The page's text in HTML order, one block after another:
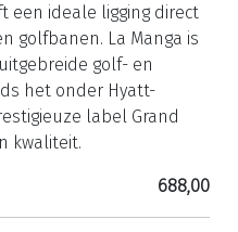
een ideale ligging direct
golfbanen. La Manga is
golf- en
het onder Hyatt-
label Grand
kwaliteit.
688,00